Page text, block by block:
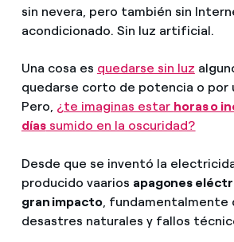
sin nevera, pero también sin
acondicionado. Sin luz artificial.
Una cosa es quedarse sin luz
quedarse corto de potencia o por
Pero, ¿te imaginas estar horas o
díassumido en la oscuridad?
Desde que se inventó la
producido vaarios apagones
gran impacto, fundamentalmente
desastres naturales y fallos